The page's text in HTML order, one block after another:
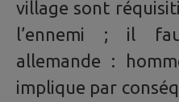
village sont
l’ennemi ; il
allemande :
implique par